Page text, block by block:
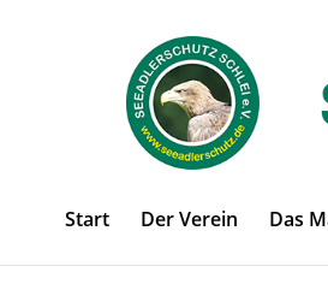
Start Der Verein Das